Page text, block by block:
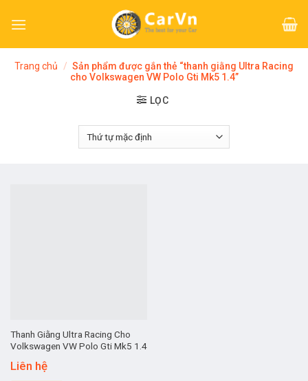
Trang chủ / Sản phẩm được gắn thẻ “thanh giằng Ultra Racing
cho Volkswagen VW Polo Gti Mk5 1.4”
LỌC
Thanh Giằng Ultra Racing Cho
Volkswagen VW Polo Gti Mk5 1.4
Liên hệ